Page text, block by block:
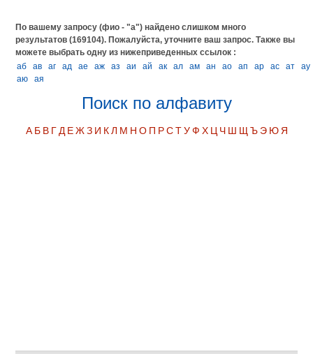
По вашему запросу (фио - "а") найдено слишком много
результатов (169104). Пожалуйста, уточните ваш запрос.Также вы
можете выбрать одну из нижеприведенных ссылок :
аб
ав аг ад ае аж аз аи ай ак ал ам ан ао ап ар ас ат
ау
аю
ая
Поиск по алфавиту
А Б В Г Д Е Ж З И К Л М Н О П Р С Т У Ф Х Ц Ч Ш Щ Ъ Э Ю Я